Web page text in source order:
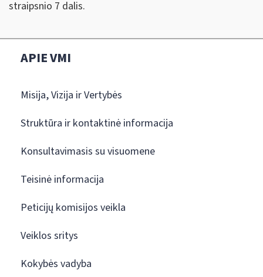
straipsnio 7 dalis.
APIE VMI
Misija, Vizija ir Vertybės
Struktūra ir kontaktinė informacija
Konsultavimasis su visuomene
Teisinė informacija
Peticijų komisijos veikla
Veiklos sritys
Kokybės vadyba